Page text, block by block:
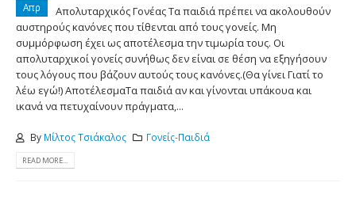
Απρ
Απολυταρχικός Γονέας Τα παιδιά πρέπει να ακολουθούν
αυστηρούς κανόνες που τίθενται από τους γονείς. Μη
συμμόρφωση έχει ως αποτέλεσμα την τιμωρία τους. Οι
απολυταρχικοί γονείς συνήθως δεν είναι σε θέση να εξηγήσουν
τους λόγους που βάζουν αυτούς τους κανόνες.(Θα γίνει Γιατί το
λέω εγώ!) ΑποτέλεσμαΤα παιδιά αν και γίνονται υπάκουα και
ικανά να πετυχαίνουν πράγματα,...
By Μίλτος Τσιάκαλος Γονείς-Παιδιά
READ MORE...